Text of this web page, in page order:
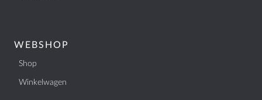
WEBSHOP
Shop
Winkelwagen